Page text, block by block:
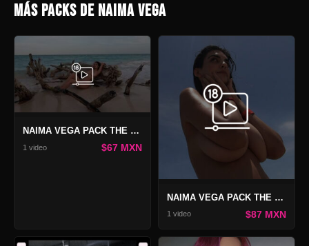
MÁS PACKS DE NAIMA VEGA
NAIMA VEGA PACK THE LOVE STORIES
1 video $67 MXN
NAIMA VEGA PACK THE LOVE STORIES 2
1 video $87 MXN